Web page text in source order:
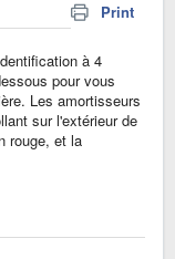
Print
à 4
pour vous
Les amortisseurs
sur l'extérieur de
rouge, et la